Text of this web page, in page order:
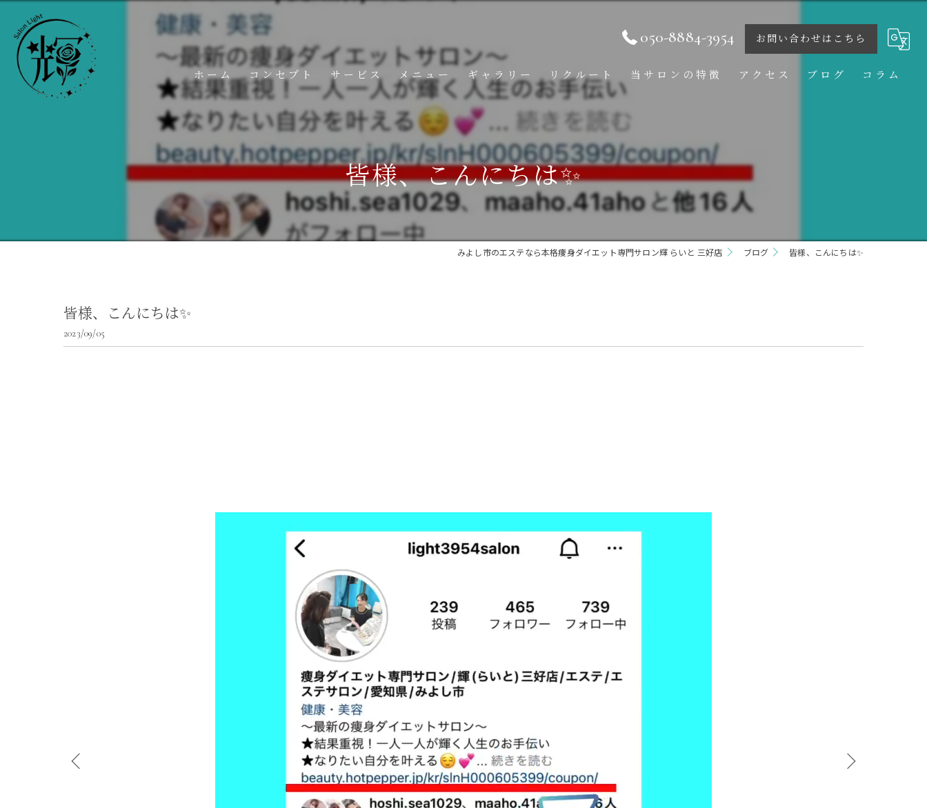
050-8884-3954 お問い合わせはこちら
ホーム コンセプト サービス
コンテンツ
メニュー ギャラリー リクルート 当サロンの特徴
ダイエット
ブライダル
アクセス ブログ コラム
皆様、こんにちは✨
みよし市のエステなら本格痩身ダイエット専門サロン輝 らいと 三好店 ブログ 皆様、こんにちは✨
皆様、こんにちは✨
2023/09/05